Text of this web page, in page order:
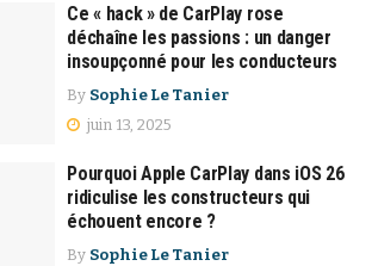
Ce « hack » de CarPlay rose
déchaîne les passions : un danger
insoupçonné pour les conducteurs
By Sophie Le Tanier
juin 13, 2025
Pourquoi Apple CarPlay dans iOS 26
ridiculise les constructeurs qui
échouent encore ?
By Sophie Le Tanier